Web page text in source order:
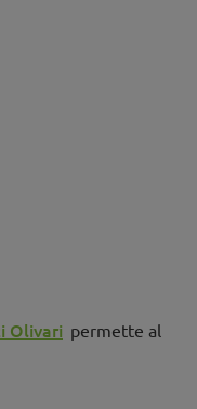
Olivari permette al